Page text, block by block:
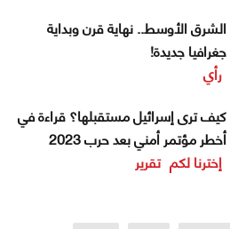
الشرق الأوسط.. نهاية قرن وبداية
جغرافيا جديدة!
رأي
كيف ترى إسرائيل مستقبلها؟ قراءة في
أخطر مؤتمر أمني بعد حرب 2023
إخترنا لكم تقرير